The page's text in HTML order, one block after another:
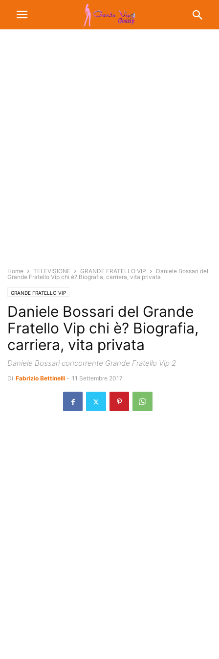
Home TELEVISIONE GRANDE FRATELLO VIP
Daniele Bossari del
Grande Fratello Vip chi è? Biografia, carriera, vita privata
GRANDE FRATELLO VIP
Daniele Bossari del Grande
Fratello Vip chi è? Biografia,
carriera, vita privata
Daniele Bossari concorrente Grande Fratello Vip 2
Di Fabrizio Bettinelli - 11 Settembre 2017